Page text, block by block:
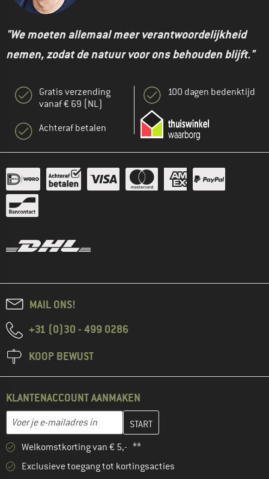
"We moeten allemaal meer verantwoordelijkheid
nemen, zodat de natuur voor ons behouden blijft."
Gratis verzending
vanaf € 69 (NL)
Achteraf betalen
100 dagen bedenktijd
MAIL ONS!
+31 (0)30 - 499 0286
KOOP BEWUST
KLANTENACCOUNT AANMAKEN
E-mailadres
Vul je e-mailadres hier in en maak in de volgende stap je
Welkomstkorting van € 5,- **
Exclusieve toegang tot kortingsacties